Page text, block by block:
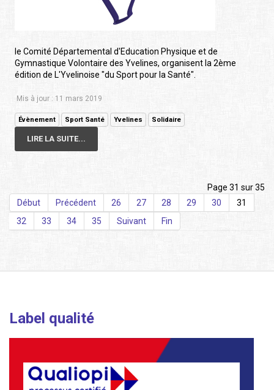
le Comité Départemental d'Education Physique et de
Gymnastique Volontaire des Yvelines, organisent la 2ème
édition de L'Yvelinoise "du Sport pour la Santé".
Mis à jour : 11 mars 2019
Évènement Sport Santé Yvelines Solidaire
LIRE LA SUITE...
Page 31 sur 35
Début
Précédent 26 27 28 29 30
31
32
33 34 35 Suivant Fin
Label qualité